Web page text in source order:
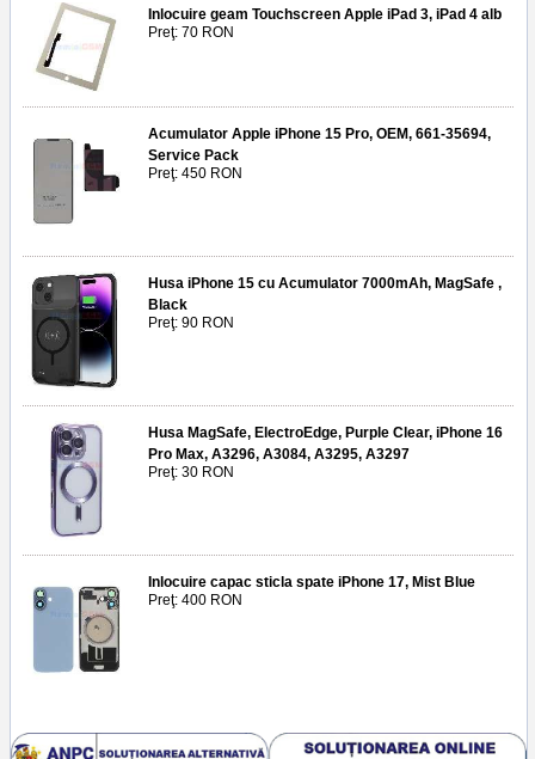
Inlocuire geam Touchscreen Apple iPad 3, iPad 4 alb
Preţ: 70 RON
Acumulator Apple iPhone 15 Pro, OEM, 661-35694,
Service Pack
Preţ: 450 RON
Husa iPhone 15 cu Acumulator 7000mAh, MagSafe ,
Black
Preţ: 90 RON
Husa MagSafe, ElectroEdge, Purple Clear, iPhone 16
Pro Max, A3296, A3084, A3295, A3297
Preţ: 30 RON
Inlocuire capac sticla spate iPhone 17, Mist Blue
Preţ: 400 RON